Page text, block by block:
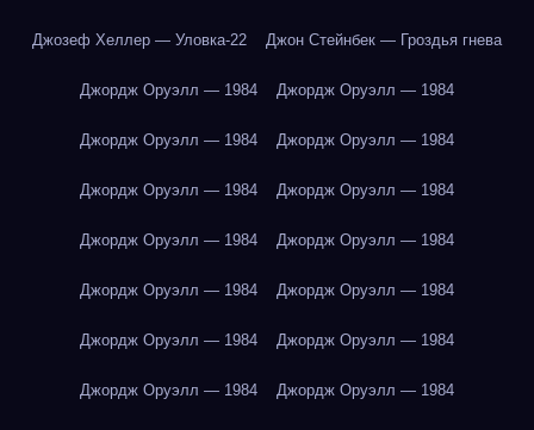
Джозеф Хеллер — Уловка-22 Джон Стейнбек — Гроздья гнева
Джордж Оруэлл — 1984 Джордж Оруэлл — 1984
Джордж Оруэлл — 1984 Джордж Оруэлл — 1984
Джордж Оруэлл — 1984 Джордж Оруэлл — 1984
Джордж Оруэлл — 1984 Джордж Оруэлл — 1984
Джордж Оруэлл — 1984 Джордж Оруэлл — 1984
Джордж Оруэлл — 1984 Джордж Оруэлл — 1984
Джордж Оруэлл — 1984 Джордж Оруэлл — 1984